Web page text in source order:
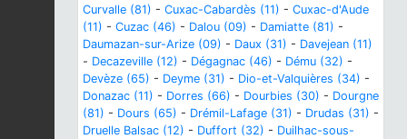
Curvalle (81) - Cuxac-Cabardès (11) - Cuxac-d'Aude
(11) - Cuzac (46) - Dalou (09) - Damiatte (81) -
Daumazan-sur-Arize (09) - Daux (31) - Davejean (11)
- Decazeville (12) - Dégagnac (46) - Dému (32) -
Devèze (65) - Deyme (31) - Dio-et-Valquières (34) -
Donazac (11) - Dorres (66) - Dourbies (30) - Dourgne
(81) - Dours (65) - Drémil-Lafage (31) - Drudas (31) -
Druelle Balsac (12) - Duffort (32) - Duilhac-sous-